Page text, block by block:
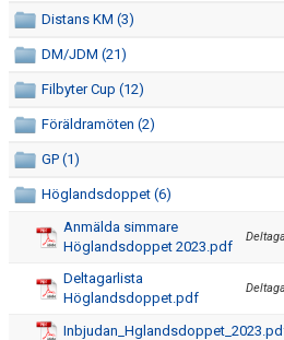
LÄGERPLANERING
Distans KM (3)
DM/JDM (21)
Filbyter Cup (12)
Föräldramöten (2)
GP (1)
Höglandsdoppet (6)
Anmälda simmare
Höglandsdoppet 2023.pdf
Deltagarlista
Höglandsdoppet.pdf